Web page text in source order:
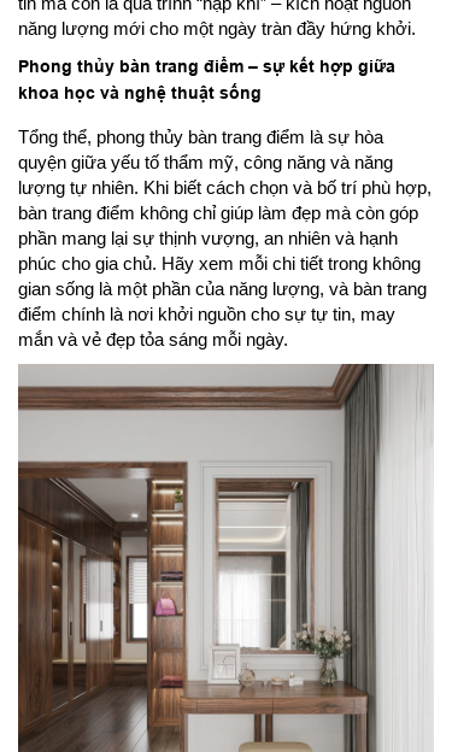
năng lượng mới cho một ngày tràn đầy hứng khởi.
Phong thủy bàn trang điểm – sự kết hợp giữa
khoa học và nghệ thuật sống
Tổng thể, phong thủy bàn trang điểm là sự hòa
quyện giữa yếu tố thẩm mỹ, công năng và năng
lượng tự nhiên. Khi biết cách chọn và bố trí phù hợp,
bàn trang điểm không chỉ giúp làm đẹp mà còn góp
phần mang lại sự thịnh vượng, an nhiên và hạnh
phúc cho gia chủ. Hãy xem mỗi chi tiết trong không
gian sống là một phần của năng lượng, và bàn trang
điểm chính là nơi khởi nguồn cho sự tự tin, may
mắn và vẻ đẹp tỏa sáng mỗi ngày.